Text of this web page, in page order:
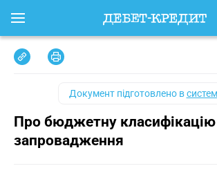
Документ підготовлено в
Про бюджетну класифікацію
запровадження